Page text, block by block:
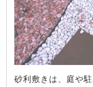
砂利敷きは、庭や